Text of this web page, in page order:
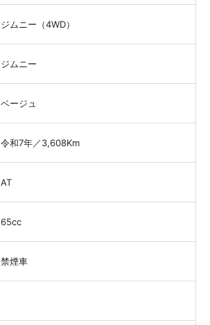
ジムニー（4WD）
ジムニー
ベージュ
令和7年／3,608Km
AT
65cc
禁煙車